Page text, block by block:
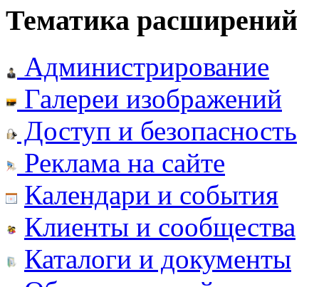
Тематика расширений
Администрирование
Галереи изображений
Доступ и безопасность
Реклама на сайте
Календари и события
Клиенты и сообщества
Каталоги и документы